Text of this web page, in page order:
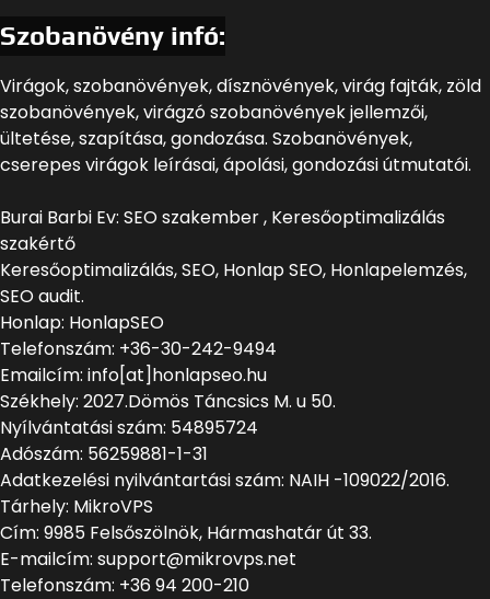
Szobanövény infó:
Virágok, szobanövények, dísznövények, virág fajták, zöld
szobanövények, virágzó szobanövények jellemzői,
ültetése, szapítása, gondozása. Szobanövények,
cserepes virágok leírásai, ápolási, gondozási útmutatói.
Burai Barbi Ev: SEO szakember , Keresőoptimalizálás
szakértő
Keresőoptimalizálás, SEO, Honlap SEO, Honlapelemzés,
SEO audit.
Honlap: HonlapSEO
Telefonszám: +36-30-242-9494
Emailcím: info[at]honlapseo.hu
Székhely: 2027.Dömös Táncsics M. u 50.
Nyílvántatási szám: 54895724
Adószám: 56259881-1-31
Adatkezelési nyilvántartási szám: NAIH -109022/2016.
Tárhely: MikroVPS
Cím: 9985 Felsőszölnök, Hármashatár út 33.
E-mailcím: support@mikrovps.net
Telefonszám: +36 94 200-210